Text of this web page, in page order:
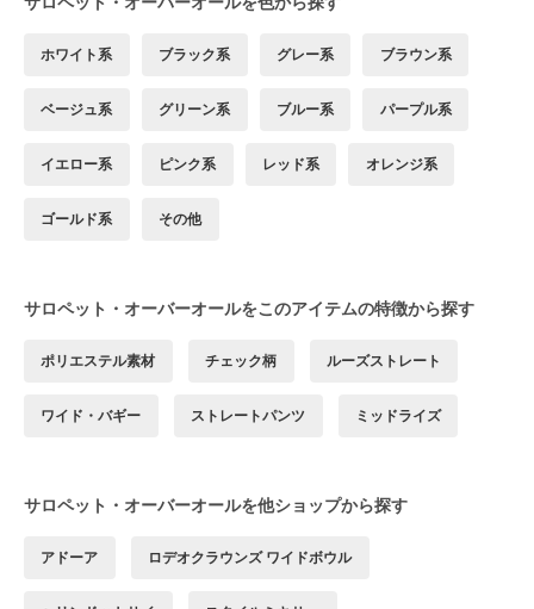
ホワイト系 ブラック系 グレー系 ブラウン系
ベージュ系 グリーン系 ブルー系 パープル系
イエロー系 ピンク系 レッド系 オレンジ系
ゴールド系 その他
サロペット・オーバーオールをこのアイテムの特徴から探す
ポリエステル素材 チェック柄 ルーズストレート
ワイド・バギー ストレートパンツ ミッドライズ
サロペット・オーバーオールを他ショップから探す
アドーア ロデオクラウンズ ワイドボウル